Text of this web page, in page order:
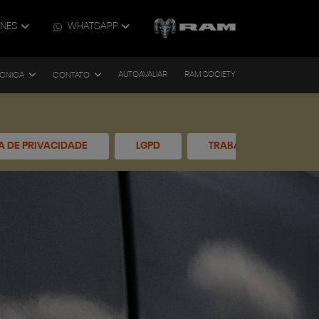
WHATSAPP
CONTATO AUTOAVALIAR RAM SOCIETY
DE PRIVACIDADE LGPD TRABALHE CONOSCO